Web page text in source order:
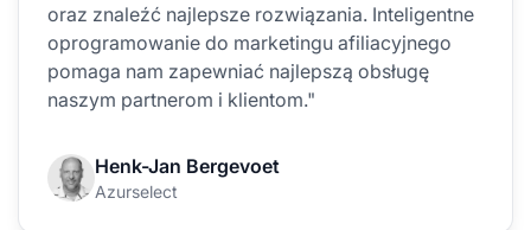
oraz znaleźć najlepsze rozwiązania. Inteligentne
oprogramowanie do marketingu afiliacyjnego
pomaga nam zapewniać najlepszą obsługę
naszym partnerom i klientom."
Henk-Jan Bergevoet
Azurselect